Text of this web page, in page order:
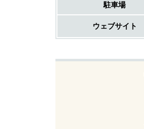
駐車場
ウェブサイト